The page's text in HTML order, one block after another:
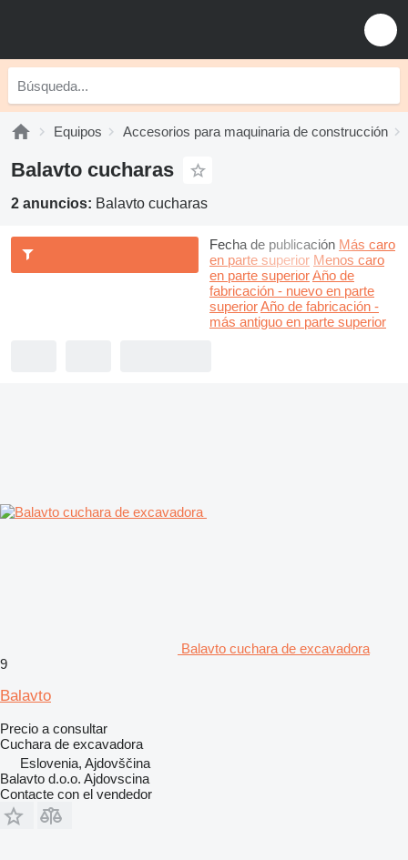
Equipos Accesorios para maquinaria de construcción
Balavto cucharas
2 anuncios: Balavto cucharas
Fecha de publicación Más caro
en parte superior Menos caro
en parte superiorAño de
fabricación - nuevo en parte
superiorAño de fabricación -
más antiguo en parte superior
Balavto cuchara de excavadora
9
Balavto
Precio a consultar
Cuchara de excavadora
Eslovenia, Ajdovščina
Balavto d.o.o. Ajdovscina
Contacte con el vendedor